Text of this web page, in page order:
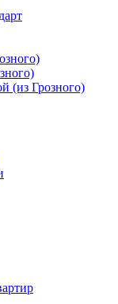
(из Грозного)